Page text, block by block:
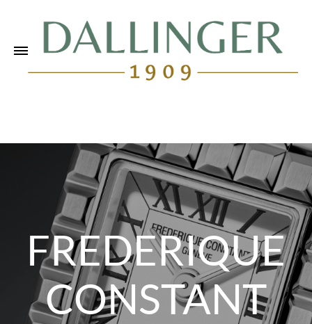
FREDERIQUE
CONSTANT